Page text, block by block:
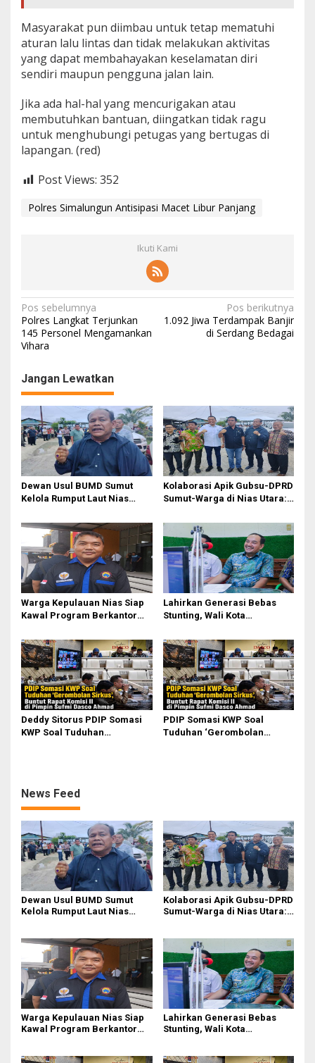
Masyarakat pun diimbau untuk tetap mematuhi
aturan lalu lintas dan tidak melakukan aktivitas
yang dapat membahayakan keselamatan diri
sendiri maupun pengguna jalan lain.
Jika ada hal-hal yang mencurigakan atau
membutuhkan bantuan, diingatkan tidak ragu
untuk menghubungi petugas yang bertugas di
lapangan. (red)
Post Views: 352
Polres Simalungun Antisipasi Macet Libur Panjang
Ikuti Kami
N
a
v
i
g
a
s
i
p
o
s
Pos sebelumnya
Polres Langkat Terjunkan
145 Personel Mengamankan
Vihara
Pos berikutnya
1.092 Jiwa Terdampak Banjir
di Serdang Bedagai
Jangan Lewatkan
Dewan Usul BUMD Sumut
Kelola Rumput Laut Nias
Kolaborasi Apik Gubsu-DPRD
Sumut-Warga di Nias Utara:
Akhirnya Diperbaiki
Warga Kepulauan Nias Siap
Kawal Program Berkantor
Lahirkan Generasi Bebas
Stunting, Wali Kota
Optimalisasi SP3 Catin
Deddy Sitorus PDIP Somasi
KWP Soal Tuduhan
PDIP Somasi KWP Soal
Tuduhan ‘Gerombolan
News Feed
Dewan Usul BUMD Sumut
Kelola Rumput Laut Nias
Kolaborasi Apik Gubsu-DPRD
Sumut-Warga di Nias Utara:
Warga Kepulauan Nias Siap
Kawal Program Berkantor
Lahirkan Generasi Bebas
Stunting, Wali Kota